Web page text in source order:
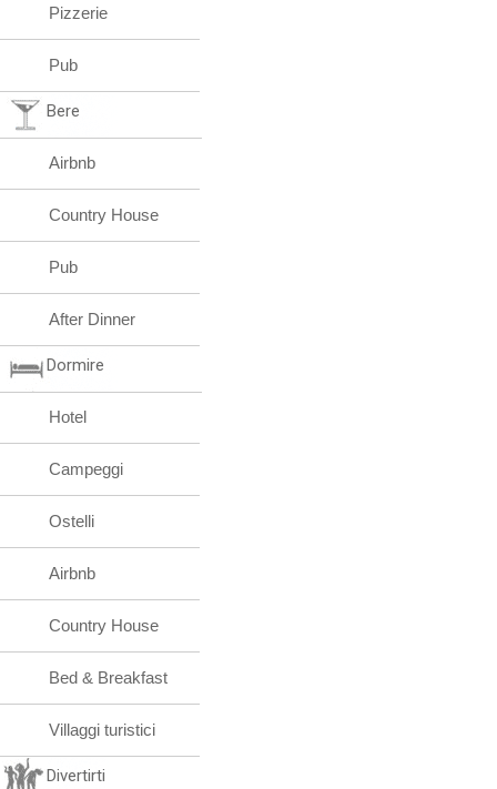
Pizzerie
Pub
Bere
Airbnb
Country House
Pub
After Dinner
Dormire
Hotel
Campeggi
Ostelli
Airbnb
Country House
Bed & Breakfast
Villaggi turistici
Divertirti